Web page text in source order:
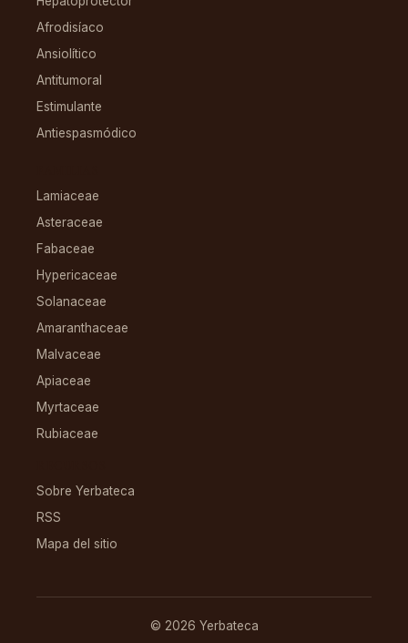
Afrodisíaco
Ansiolítico
Antitumoral
Estimulante
Antiespasmódico
Lamiaceae
Asteraceae
Fabaceae
Hypericaceae
Solanaceae
Amaranthaceae
Malvaceae
Apiaceae
Myrtaceae
Rubiaceae
Sobre Yerbateca
RSS
Mapa del sitio
© 2026 Yerbateca